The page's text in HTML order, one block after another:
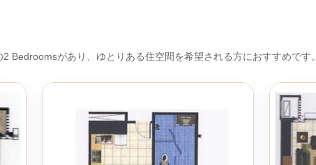
Bedroomsがあり、ゆとりある住空間を希望される方におすすめです。